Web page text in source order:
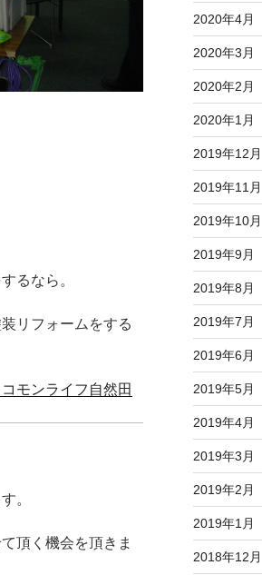
るなら。
リフォームをする
モンライフ自然田
。
頂く機会を頂きま
2020年4月
2020年3月
2020年2月
2020年1月
2019年12月
2019年11月
2019年10月
2019年9月
2019年8月
2019年7月
2019年6月
2019年5月
2019年4月
2019年3月
2019年2月
2019年1月
2018年12月